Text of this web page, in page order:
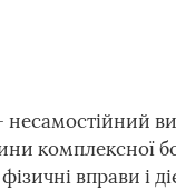
несамостійний
комплексної
вправи і